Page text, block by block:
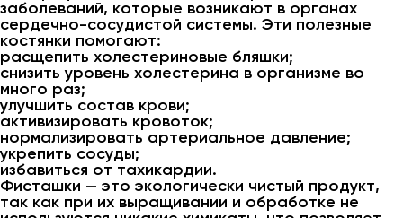
заболеваний, которые возникают в органах
сердечно-сосудистой системы. Эти полезные
костянки помогают:
расщепить холестериновые бляшки;
снизить уровень холестерина в организме во
много раз;
улучшить состав крови;
активизировать кровоток;
нормализировать артериальное давление;
укрепить сосуды;
избавиться от тахикардии.
Фисташки — это экологически чистый продукт,
так как при их выращивании и обработке не